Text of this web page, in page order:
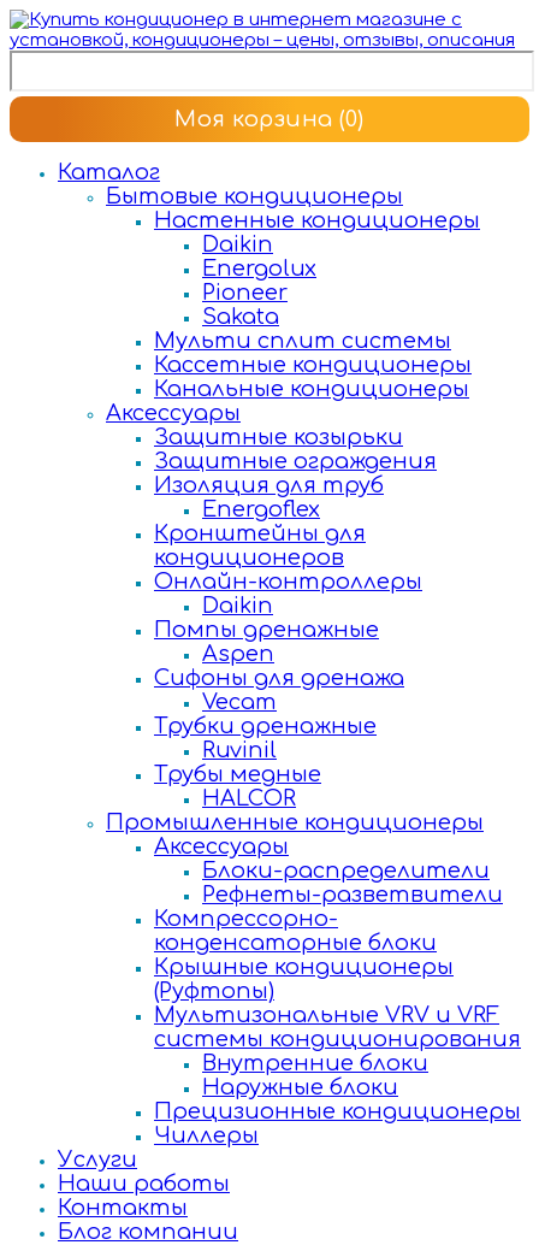
Моя корзина (0)
Каталог
Бытовые кондиционеры
Настенные кондиционеры
Daikin
Energolux
Pioneer
Sakata
Мульти сплит системы
Кассетные кондиционеры
Канальные кондиционеры
Аксессуары
Защитные козырьки
Защитные ограждения
Изоляция для труб
Energoflex
Кронштейны для
кондиционеров
Онлайн-контроллеры
Daikin
Помпы дренажные
Aspen
Сифоны для дренажа
Vecam
Трубки дренажные
Ruvinil
Трубы медные
HALCOR
Промышленные кондиционеры
Аксессуары
Блоки-распределители
Рефнеты-разветвители
Компрессорно-
конденсаторные блоки
Крышные кондиционеры
(Руфтопы)
Мультизональные VRV и VRF
системы кондиционирования
Внутренние блоки
Наружные блоки
Прецизионные кондиционеры
Чиллеры
Услуги
Наши работы
Контакты
Блог компании